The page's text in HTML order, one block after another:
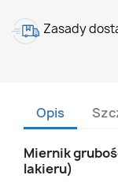
Zasady
Opis
Miernik
lakieru)